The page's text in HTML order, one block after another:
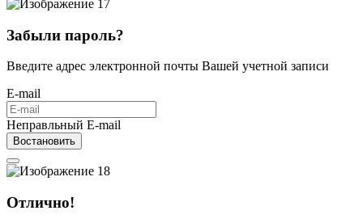
Забыли пароль?
Введите адрес электронной почты Вашей учетной записи
E-mail
Неправльный E-mail
Востановить
Отлично!